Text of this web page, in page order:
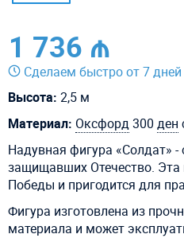
1 736 ₼
Сделаем быстро от 7 дней
Высота: 2,5 м
Материал: Оксфорд300 ден
Надувная фигура «Солдат» -
защищавших Отечество. Эта
Победы и пригодится для
Фигура изготовлена из
материала и может